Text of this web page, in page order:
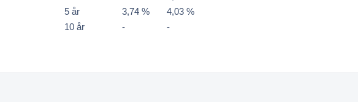
5 år
3,74 %
4,03 %
10 år
- -